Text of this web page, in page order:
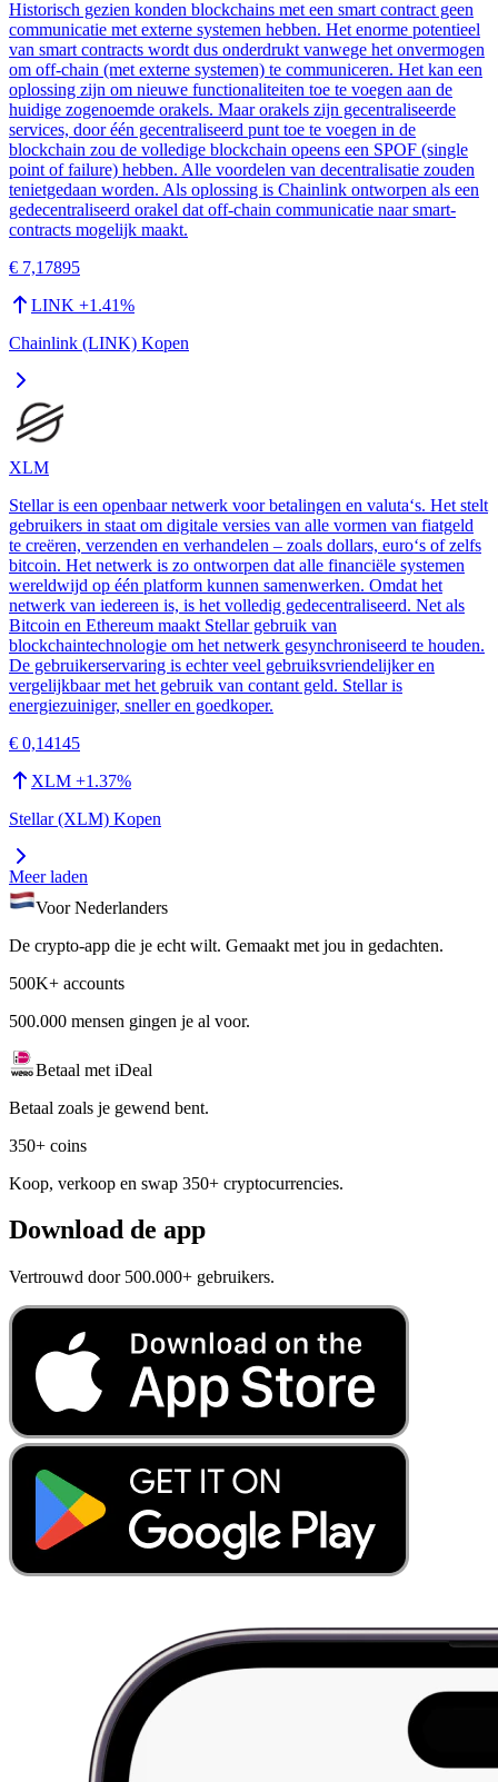
Historisch gezien konden blockchains met een smart contract geen
communicatie met externe systemen hebben. Het enorme potentieel
van smart contracts wordt dus onderdrukt vanwege het onvermogen
om off-chain (met externe systemen) te communiceren. Het kan een
oplossing zijn om nieuwe functionaliteiten toe te voegen aan de
huidige zogenoemde orakels. Maar orakels zijn gecentraliseerde
services, door één gecentraliseerd punt toe te voegen in de
blockchain zou de volledige blockchain opeens een SPOF (single
point of failure) hebben. Alle voordelen van decentralisatie zouden
tenietgedaan worden. Als oplossing is Chainlink ontworpen als een
gedecentraliseerd orakel dat off-chain communicatie naar smart-
contracts mogelijk maakt.
€ 7,17895
LINK +1.41%
Chainlink (LINK) Kopen
XLM
Stellar is een openbaar netwerk voor betalingen en valuta‘s. Het stelt
gebruikers in staat om digitale versies van alle vormen van fiatgeld
te creëren, verzenden en verhandelen – zoals dollars, euro‘s of zelfs
bitcoin. Het netwerk is zo ontworpen dat alle financiële systemen
wereldwijd op één platform kunnen samenwerken. Omdat het
netwerk van iedereen is, is het volledig gedecentraliseerd. Net als
Bitcoin en Ethereum maakt Stellar gebruik van
blockchaintechnologie om het netwerk gesynchroniseerd te houden.
De gebruikerservaring is echter veel gebruiksvriendelijker en
vergelijkbaar met het gebruik van contant geld. Stellar is
energiezuiniger, sneller en goedkoper.
€ 0,14145
XLM +1.37%
Stellar (XLM) Kopen
Meer laden
Voor Nederlanders
De crypto-app die je echt wilt. Gemaakt met jou in gedachten.
500K+ accounts
500.000 mensen gingen je al voor.
Betaal met iDeal
Betaal zoals je gewend bent.
350+ coins
Koop, verkoop en swap 350+ cryptocurrencies.
Download de app
Vertrouwd door 500.000+ gebruikers.